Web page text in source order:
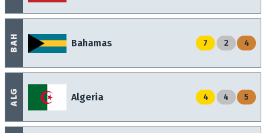
ALG Algeria 4 4 5
BAH Bahamas 7 2 4